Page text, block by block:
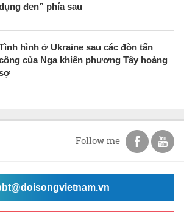
đen” phía sau
hình ở Ukraine sau các đòn tấn
của Nga khiến phương Tây hoảng
Follow me